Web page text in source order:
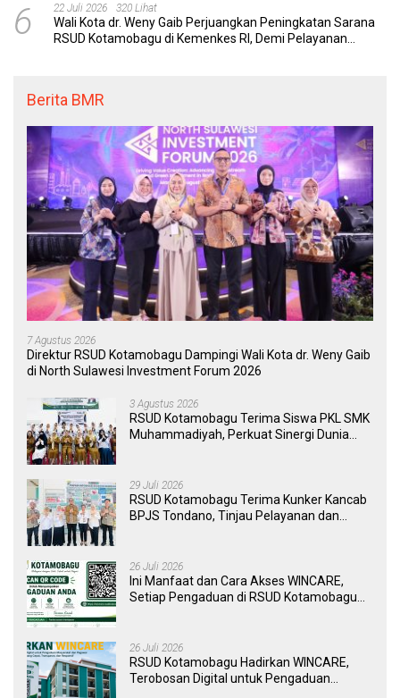
6 22 Juli 2026 320 Lihat
Wali Kota dr. Weny Gaib Perjuangkan Peningkatan Sarana
RSUD Kotamobagu di Kemenkes RI, Demi Pelayanan
Berita BMR
7 Agustus 2026
Direktur RSUD Kotamobagu Dampingi Wali Kota dr. Weny Gaib
di North Sulawesi Investment Forum 2026
3 Agustus 2026
RSUD Kotamobagu Terima Siswa PKL SMK
Muhammadiyah, Perkuat Sinergi Dunia
29 Juli 2026
RSUD Kotamobagu Terima Kunker Kancab
BPJS Tondano, Tinjau Pelayanan dan
26 Juli 2026
Ini Manfaat dan Cara Akses WINCARE,
Setiap Pengaduan di RSUD Kotamobagu
26 Juli 2026
RSUD Kotamobagu Hadirkan WINCARE,
Terobosan Digital untuk Pengaduan